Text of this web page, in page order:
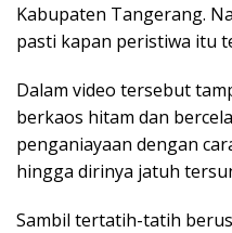
Kabupaten Tangerang.
pasti kapan peristiwa itu
Dalam video tersebut
berkaos hitam dan
penganiayaan dengan
hingga dirinya jatuh
Sambil tertatih-tatih